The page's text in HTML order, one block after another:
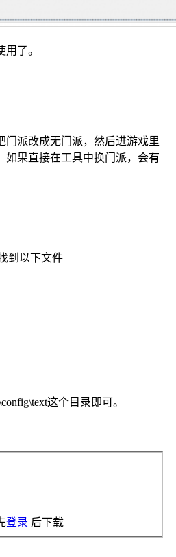
了。
门派改成无门派，然后进游戏里
如果直接在工具中换门派，会有
到以下文件
这个目录即可。
登录 后下载